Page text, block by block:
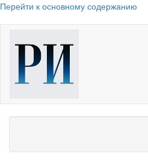
Перейти к основному содержанию